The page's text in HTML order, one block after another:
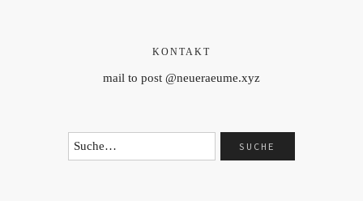
KONTAKT
mail to post @neueraeume.xyz